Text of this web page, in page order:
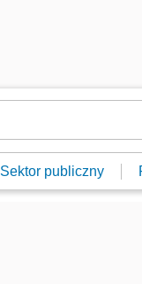
Sektor publiczny